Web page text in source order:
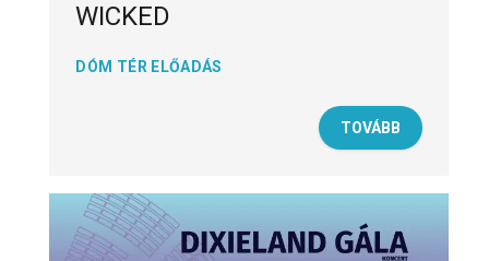
WICKED
DÓM TÉR ELŐADÁS
TOVÁBB